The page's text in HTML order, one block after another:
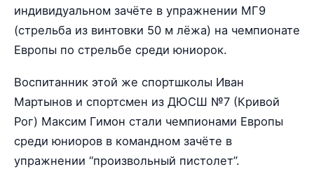
индивидуальном зачёте в упражнении МГ9
(стрельба из винтовки 50 м лёжа) на чемпионате
Европы по стрельбе среди юниорок.
Воспитанник этой же спортшколы Иван
Мартынов и спортсмен из ДЮСШ №7 (Кривой
Рог) Максим Гимон стали чемпионами Европы
среди юниоров в командном зачёте в
упражнении “произвольный пистолет”.